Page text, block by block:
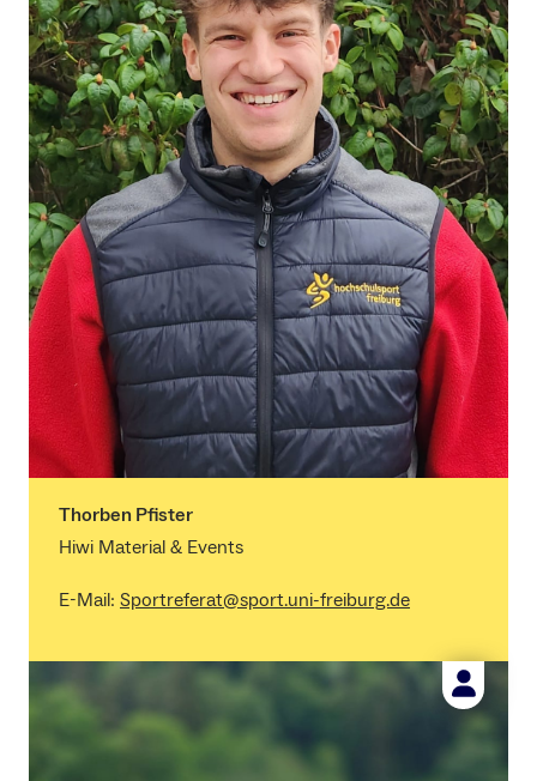
Thorben Pfister
Hiwi Material & Events
E-Mail: Sportreferat@sport.uni-freiburg.de